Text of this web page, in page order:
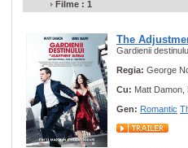
Filme : 1
The
Gardienii
Regia: George
Cu: Matt Damon,
Gen: Romantic